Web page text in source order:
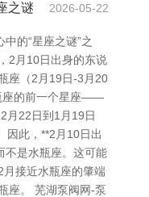
之谜 2026-05-22
的“星座之谜”之
2月10日出身的东说
座（2月19日-3月20
座的前一个星座——
月22日到1月19日
因此，**2月10日出
不是水瓶座。这可能
接近水瓶座的肇端
座。 芜湖泵阀网-泵